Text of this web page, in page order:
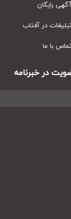
رایگان
در آفتاب
با ما
در خبرنامه